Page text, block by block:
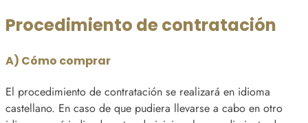
Procedimiento de contratación
A) Cómo comprar
El procedimiento de contratación se realizará en idioma
castellano. En caso de que pudiera llevarse a cabo en otro